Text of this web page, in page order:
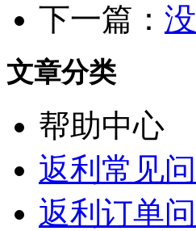
下一篇：
文章分类
帮助中心
返利常见
返利订单